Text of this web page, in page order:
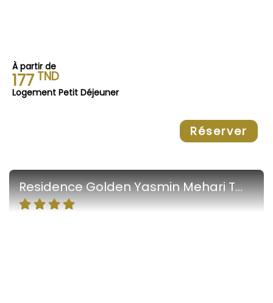
À partir de
177 TND
Logement Petit Déjeuner
Réserver
Residence Golden Yasmin Mehari Tabarka